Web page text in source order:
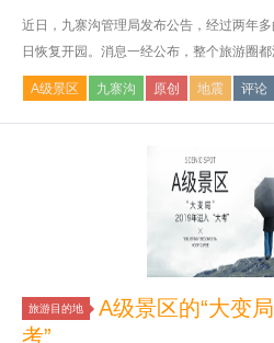
近日，九寨沟管理局发布公告，经过两年
日恢复开园。消息一经公布，整个旅游圈
A级景区 九寨沟 原创 地震 评论
旅游目的地
A级景区的“大变
考”